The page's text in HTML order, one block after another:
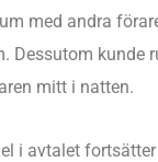
med andra
Dessutom kunde
mitt i natten.
i avtalet